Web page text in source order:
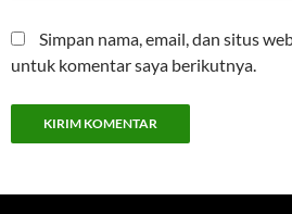
Simpan nama, email, dan situs
untuk komentar saya berikutnya.